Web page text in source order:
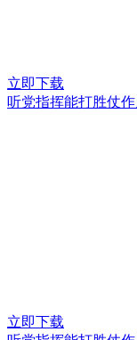
立即下载
听党指挥能打胜仗
立即下载